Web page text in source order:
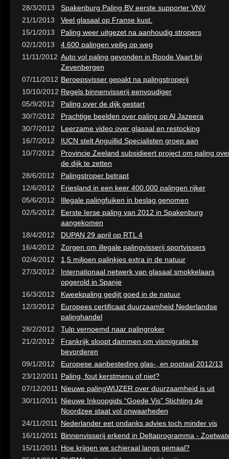
28/3/2013
Spakenburg Paling BV eerste supporter VNV
21/1/2013
Veel glasaal op Franse kust.
15/1/2013
Paling weer uitgezet na aanhoudig stropers
02/1/2013
4.600 palingen veilig op weg
11/11/2012 Auto vol paling gevonden in Roode Vaart bij
Zevenbergen
07/11/2012 Beroepsvisser gepakt na palingstroperij
10/10/2012 Regels binnenvisserij eenvoudiger
05/9/2012
Paling over de dijk gestart
30/7/2012
Prachtige beelden over paling op Al Jazeera
30/7/2012
Leerzame video over glasaal en restocking
16/7/2012
IUCN stelt Anguillid Specialisten groep aan
10/7/2012
Provincie Zeeland subsidieert project om paling
de dijk te zetten
28/6/2012
Palingstroper betrapt
12/6/2012
Friesland in een keer 400.000 palingen rijker
05/6/2012
Illegale palingfuiken in beslag genomen
02/5/2012
Eerste Ierse paling van 2012 in Spakenburg
aangekomen
18/4/2012
DUPAN 29 april op RTL 4
16/4/2012
Zorgen om illegale palingvisserij sportvissers
02/4/2012
1,5 miljoen palinkjes extra in de natuur
27/3/2012
Internationaal netwerk van glasaal smokkelaars
opgerold in Spanje
16/3/2012
Kweekpaling gedijt goed in de natuur
12/3/2012
Europees certificaat duurzaamheid Nederlandse
palinghandel
28/2/2012
Tulp vernoemd naar palingroker
21/2/2012
Frankrijk sloopt dammen om vismigratie te
bevorderen
09/1/2012
Europese aanbesteding glas-, en pootaal 2012/13
23/12/2011 Paling, fout kerstmenu of niet?
07/12/2011 Nieuwe palingWIJZER over duurzaamheid is uit
30/11/2011
Nieuwe Inkoopgids “Goede Vis” Stichting de
Noordzee staat vol onwaarheden
24/11/2011
Nederlander eet ondanks advies toch minder vis
16/11/2011
Binnenvisserij erkend in Deltaprogramma -
15/11/2011
Hoe krijgen we schieraal langs gemaal?